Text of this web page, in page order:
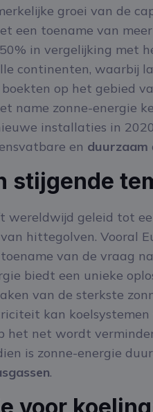
groei van de
een toename van
in vergelijking met
continenten, waarbij
op het gebied
name zonne-energie
installaties in
en duurzaam
stijgende
wereldwijd geleid tot
hittegolven. Vooral
van de vraag
biedt een unieke
van de sterkste
kan koelsystemen
het net wordt
is zonne-energie
.